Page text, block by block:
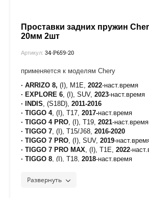
Проставки задних пружин
20мм 2шт
Артикул: 34-P659-20
применяется к моделям Chery
· ARRIZO 8, (I), M1E, 2022-наст.время
· EXPLORE 6 , (I), SUV, 2023-наст.время
· INDIS , (S18D), 2011-2016
· TIGGO 4, (I), T17, 2017-наст.время
· TIGGO 4 PRO , (I), T19, 2021-наст.время
· TIGGO 7 , (I), T15/J68, 2016-2020
· TIGGO 7 PRO , (I), SUV, 2019-
· TIGGO 7 PRO MAX , (I), T1E, 2022-
· TIGGO 8 , (I), T18, 2018-наст.время
TIGGO 8 PLUS
Развернуть